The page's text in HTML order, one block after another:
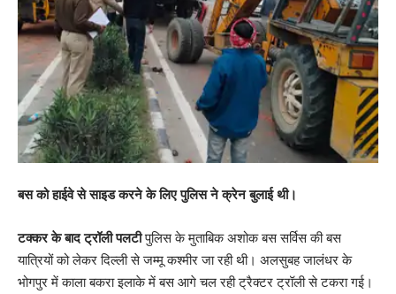
बस को हाईवे से साइड करने के लिए पुलिस ने क्रेन बुलाई थी।
टक्कर के बाद ट्रॉली पलटीपुलिस के मुताबिक अशोक बस सर्विस की बस
यात्रियों को लेकर दिल्ली से जम्मू कश्मीर जा रही थी। अलसुबह जालंधर के
भोगपुर में काला बकरा इलाके में बस आगे चल रही ट्रैक्टर ट्रॉली से टकरा गई।